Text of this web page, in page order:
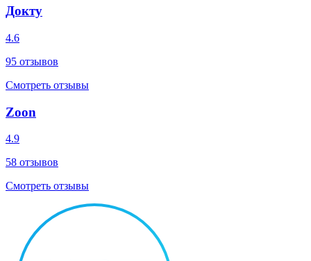
Докту
4.6
95 отзывов
Смотреть отзывы
Zoon
4.9
58 отзывов
Смотреть отзывы